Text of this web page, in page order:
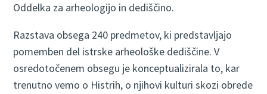
Oddelka za arheologijo in dediščino.
Razstava obsega 240 predmetov, ki predstavljajo
pomemben del istrske arheološke dediščine. V
osredotočenem obsegu je konceptualizirala to, kar
trenutno vemo o Histrih, o njihovi kulturi skozi obrede